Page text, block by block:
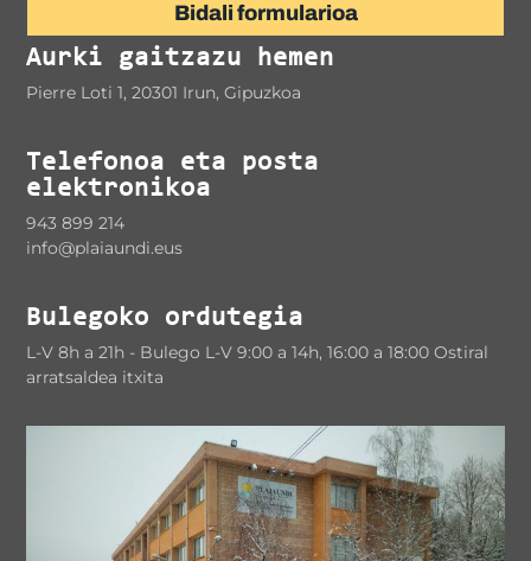
Aurki gaitzazu hemen
Pierre Loti 1, 20301 Irun, Gipuzkoa
Telefonoa eta posta
elektronikoa
943 899 214
info@plaiaundi.eus
Bulegoko ordutegia
L-V 8h a 21h - Bulego L-V 9:00 a 14h, 16:00 a 18:00 Ostiral
arratsaldea itxita
Bidali formularioa